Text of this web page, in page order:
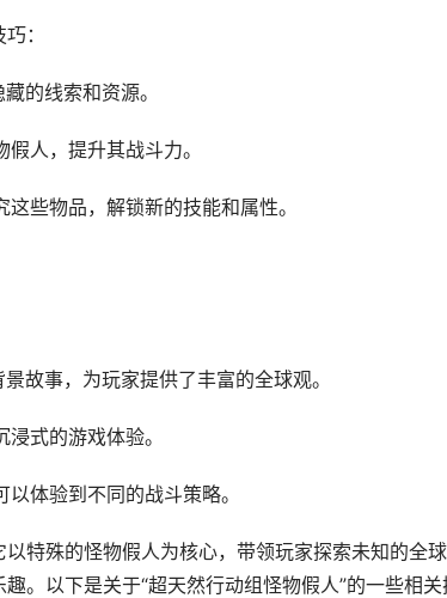
：
的线索和资源。
人，提升其战斗力。
些物品，解锁新的技能和属性。
故事，为玩家提供了丰富的全球观。
式的游戏体验。
体验到不同的战斗策略。
特殊的怪物假人为核心，带领玩家探索未知的全球
。以下是关于“超天然行动组怪物假人”的一些相关